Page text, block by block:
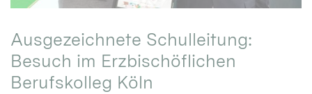
Ausgezeichnete Schulleitung:
Besuch im Erzbischöflichen
Berufskolleg Köln